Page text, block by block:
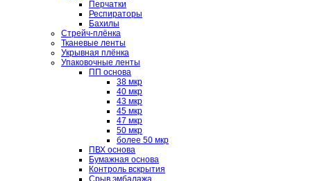
Перчатки
Респираторы
Бахилы
Стрейч-плёнка
Тканевые ленты
Укрывная плёнка
Упаковочные ленты
ПП основа
38 мкр
40 мкр
43 мкр
45 мкр
47 мкр
50 мкр
более 50 мкр
ПВХ основа
Бумажная основа
Контроль вскрытия
Срыв эмбалажа